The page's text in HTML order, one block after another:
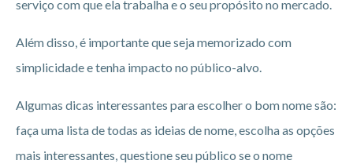
serviço com que ela trabalha e o seu propósito no mercado.
Além disso, é importante que seja memorizado com
simplicidade e tenha impacto no público-alvo.
Algumas dicas interessantes para escolher o bom nome são:
faça uma lista de todas as ideias de nome, escolha as opções
mais interessantes, questione seu público se o nome